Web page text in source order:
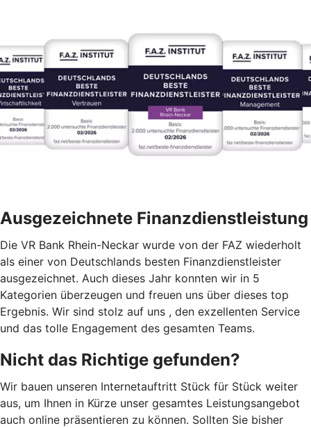
Ausgezeichnete Finanzdienstleistung
Die VR Bank Rhein-Neckar wurde von der FAZ wiederholt
als einer von Deutschlands besten Finanzdienstleister
ausgezeichnet. Auch dieses Jahr konnten wir in 5
Kategorien überzeugen und freuen uns über dieses top
Ergebnis. Wir sind stolz auf uns , den exzellenten Service
und das tolle Engagement des gesamten Teams.
Nicht das Richtige gefunden?
Wir bauen unseren Internetauftritt Stück für Stück weiter
aus, um Ihnen in Kürze unser gesamtes Leistungsangebot
auch online präsentieren zu können. Sollten Sie bisher